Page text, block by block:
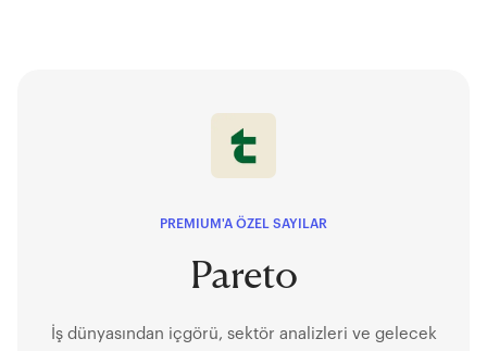
PREMIUM'A ÖZEL SAYILAR
Pareto
İş dünyasından içgörü, sektör analizleri ve gelecek